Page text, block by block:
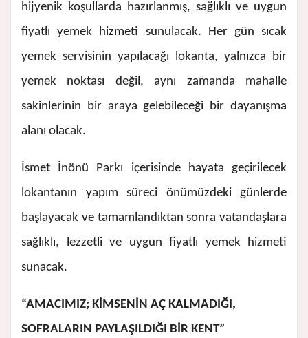
hijyenik koşullarda hazırlanmış, sağlıklı ve uygun
fiyatlı yemek hizmeti sunulacak. Her gün sıcak
yemek servisinin yapılacağı lokanta, yalnızca bir
yemek noktası değil, aynı zamanda mahalle
sakinlerinin bir araya gelebileceği bir dayanışma
alanı olacak.
İsmet İnönü Parkı içerisinde hayata geçirilecek
lokantanın yapım süreci önümüzdeki günlerde
başlayacak ve tamamlandıktan sonra vatandaşlara
sağlıklı, lezzetli ve uygun fiyatlı yemek hizmeti
sunacak.
“AMACIMIZ; KİMSENİN AÇ KALMADIĞI,
SOFRALARIN PAYLAŞILDIĞI BİR KENT”